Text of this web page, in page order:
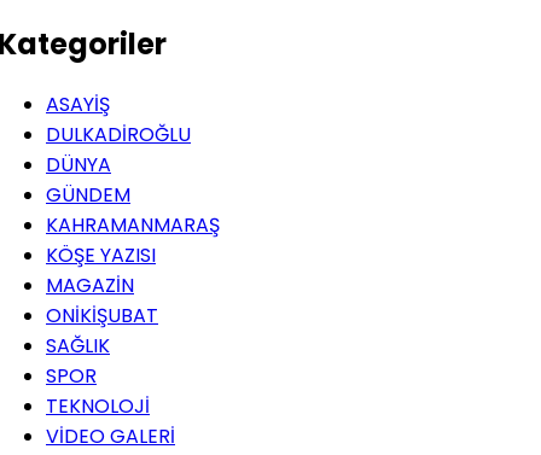
ASAYİŞ
DULKADİROĞLU
DÜNYA
GÜNDEM
KAHRAMANMARAŞ
KÖŞE YAZISI
MAGAZİN
ONİKİŞUBAT
SAĞLIK
SPOR
TEKNOLOJİ
VİDEO GALERİ